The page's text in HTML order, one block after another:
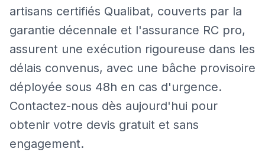
artisans certifiés Qualibat, couverts par la
garantie décennale et l'assurance RC pro,
assurent une exécution rigoureuse dans les
délais convenus, avec une bâche provisoire
déployée sous 48h en cas d'urgence.
Contactez-nous dès aujourd'hui pour
obtenir votre devis gratuit et sans
engagement.